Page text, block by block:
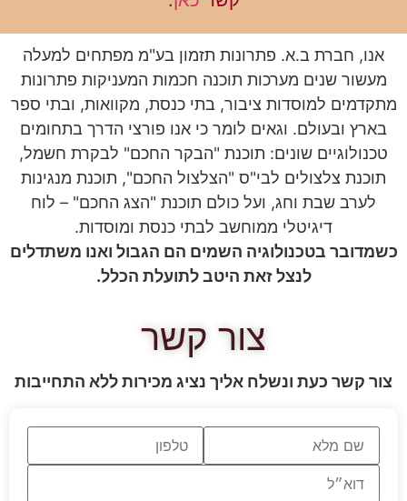
אנו, חברת ב.א. פתרונות תזמון בע"מ מפתחים למעלה
מעשור שנים מערכות תוכנה חכמות המעניקות פתרונות
מתקדמים למוסדות ציבור, בתי כנסת, מקוואות, ובתי ספר
בארץ ובעולם. וגאים לומר כי אנו פורצי הדרך בתחומים
טכנולוגיים שונים: תוכנת "הבקר החכם" לבקרת חשמל,
תוכנת צלצולים לבי"ס "הצלצול החכם", תוכנת מנגינות
לערב שבת וחג, ועל כולם תוכנת "הצג החכם" – לוח
דיגיטלי ממוחשב לבתי כנסת ומוסדות.
כשמדובר בטכנולוגיה השמים הם הגבול ואנו משתדלים
לנצל זאת היטב לתועלת הכלל.
צור קשר
צור קשר כעת ונשלח אליך נציג מכירות ללא התחייבות